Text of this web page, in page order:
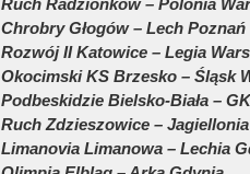
Ruch Radzionków – Polonia
Chrobry Głogów – Lech Poznań
Rozwój II Katowice – Legia
Okocimski KS Brzesko – Śląsk
Podbeskidzie Bielsko-Biała –
Ruch Zdzieszowice –
Limanovia Limanowa – Lechia